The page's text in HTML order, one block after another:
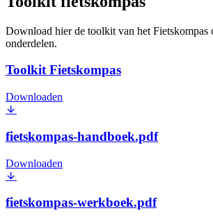
Download hier de toolkit van het Fietskompas
onderdelen.
Toolkit Fietskompas
Downloaden
fietskompas-handboek.pdf
Downloaden
fietskompas-werkboek.pdf